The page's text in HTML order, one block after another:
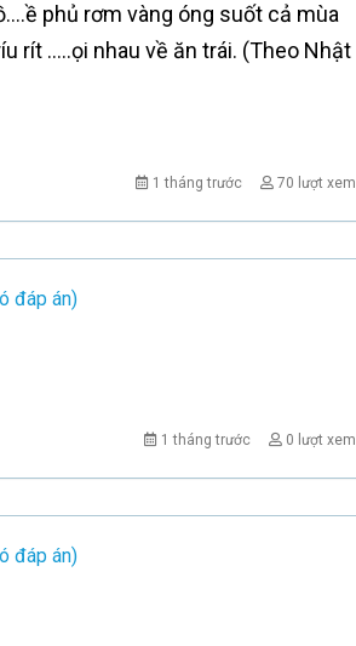
phủ rơm vàng óng suốt cả mùa
rít .....ọi nhau về ăn trái. (Theo Nhật
70 lượt xem
1 tháng trước
đáp án)
0 lượt xem
1 tháng trước
đáp án)